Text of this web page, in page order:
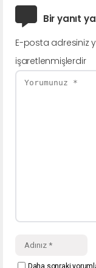
Bir yanıt
E-posta adresiniz
işaretlenmişlerdir